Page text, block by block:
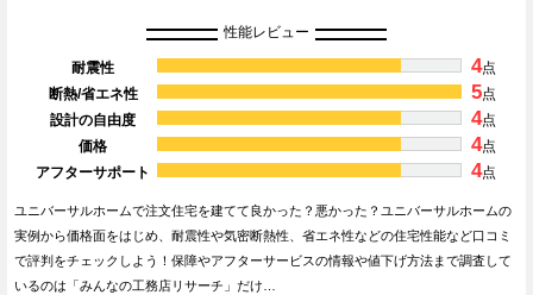
性能レビュー
耐震性 4点
断熱/省エネ性
5点
設計の自由度
4点
価格
4点
アフターサポート
4点
ユニバーサルホームで注文住宅を建てて良かった？悪かった？ユニバーサルホームの
実例から価格面をはじめ、耐震性や気密断熱性、省エネ性などの住宅性能など口コミ
で評判をチェックしよう！保障やアフターサービスの情報や値下げ方法まで調査して
いるのは「みんなの工務店リサーチ」だけ…